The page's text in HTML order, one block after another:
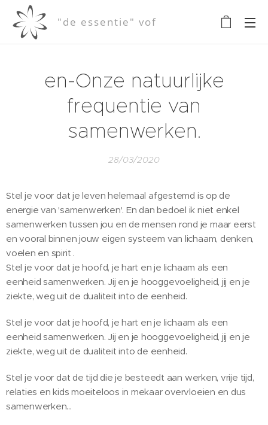
"de essentie" vof
en-Onze natuurlijke
frequentie van
samenwerken.
28/03/2020
Stel je voor dat je leven helemaal afgestemd is op de
energie van 'samenwerken'. En dan bedoel ik niet enkel
samenwerken tussen jou en de mensen rond je maar eerst
en vooral binnen jouw eigen systeem van lichaam, denken,
voelen en spirit .
Stel je voor dat je hoofd, je hart en je lichaam als een
eenheid samenwerken. Jij en je hooggevoeligheid, jij en je
ziekte, weg uit de dualiteit into de eenheid.
Stel je voor dat je hoofd, je hart en je lichaam als een
eenheid samenwerken. Jij en je hooggevoeligheid, jij en je
ziekte, weg uit de dualiteit into de eenheid.
Stel je voor dat de tijd die je besteedt aan werken, vrije tijd,
relaties en kids moeiteloos in mekaar overvloeien en dus
samenwerken...